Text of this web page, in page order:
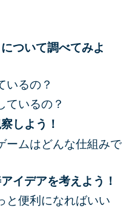
ついて調べてみよ
いるの？
ているの？
しよう！
ームはどんな仕組みで
イデアを考えよう！
と便利になればいい